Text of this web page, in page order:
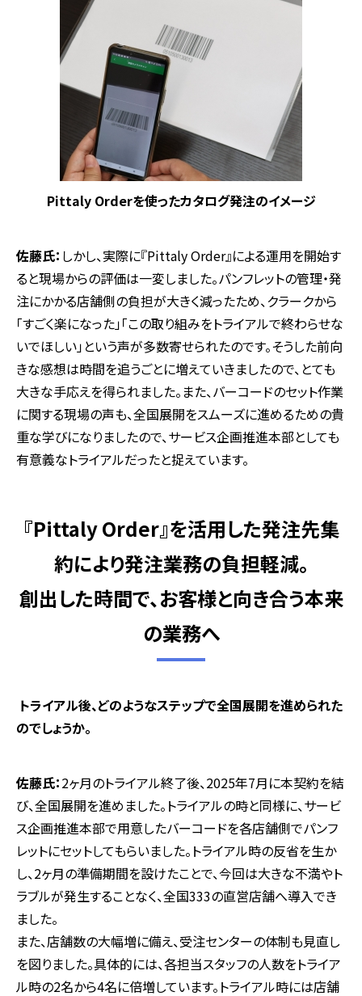
Pittaly Orderを使ったカタログ発注のイメージ
佐藤氏： しかし、実際に『Pittaly Order』による運用を開始す
ると現場からの評価は一変しました。パンフレットの管理・発
注にかかる店舗側の負担が大きく減ったため、クラークから
「すごく楽になった」「この取り組みをトライアルで終わらせな
いでほしい」という声が多数寄せられたのです。そうした前向
きな感想は時間を追うごとに増えていきましたので、とても
大きな手応えを得られました。また、バーコードのセット作業
に関する現場の声も、全国展開をスムーズに進めるための貴
重な学びになりましたので、サービス企画推進本部としても
有意義なトライアルだったと捉えています。
『Pittaly Order』を活用した発注先集
約により発注業務の負担軽減。
創出した時間で、お客様と向き合う本来
の業務へ
――― トライアル後、どのようなステップで全国展開を進められた
のでしょうか。
佐藤氏：2ヶ月のトライアル終了後、2025年7月に本契約を結
び、全国展開を進めました。トライアルの時と同様に、サービ
ス企画推進本部で用意したバーコードを各店舗側でパンフ
レットにセットしてもらいました。トライアル時の反省を生か
し、2ヶ月の準備期間を設けたことで、今回は大きな不満やト
ラブルが発生することなく、全国333の直営店舗へ導入でき
ました。
また、店舗数の大幅増に備え、受注センターの体制も見直し
を図りました。具体的には、各担当スタッフの人数をトライア
ル時の2名から4名に倍増しています。トライアル時には店舗